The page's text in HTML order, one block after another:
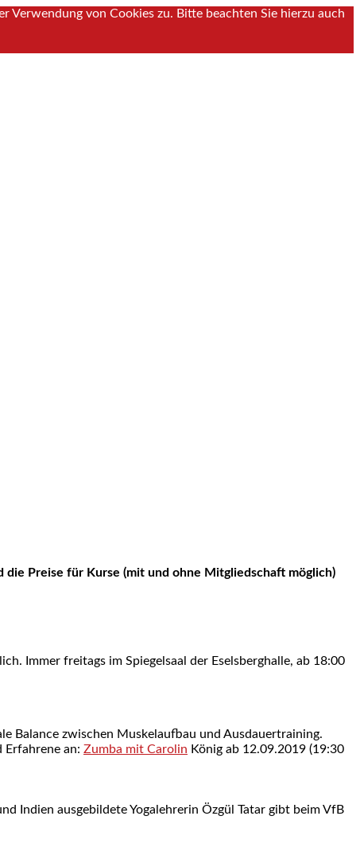
von Cookies zu. Bitte beachten Sie hierzu auch
Preise für Kurse (mit und ohne Mitgliedschaft möglich)
Immer freitags im Spiegelsaal der Eselsberghalle, ab 18:00
Balance zwischen Muskelaufbau und Ausdauertraining.
an: Zumba mit Carolin König ab 12.09.2019 (19:30
Indien ausgebildete Yogalehrerin Özgül Tatar gibt beim VfB